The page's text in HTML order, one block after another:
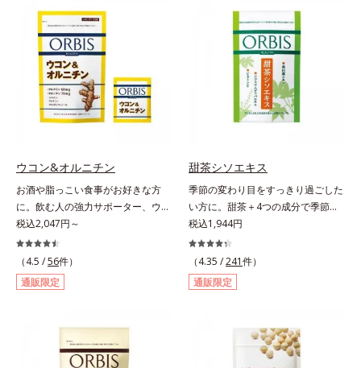
ド・ウィートグラスや緑黄色野菜な
ど、厳選した34種の野菜と果物もた
っぷり入っており、いろいろな素材
を手軽に摂取できます。やすらぎの
ローズマリーとペパーミントの2種
のハーブも入っています。豆乳また
は水と混ぜるだけの簡単スムージー
るサメの軟骨成分のコンドロイチン
硫酸を120mg配合。ふしぶしに大
切なⅡ型コラーゲンをプラスし、ス
ムーズな動きをサポートします。そ
れらに加え、ハス胚芽エキス、生姜
エキスも配合。女性想いのサポート
植物素材で、毎日の快適をサポート
します。飲みやすさにもこだわりま
ることにより特有臭を軽減。粒も小
さくなっています。年齢を重ねても
ハツラツと歩きたい方、よくスポー
ツをする方にもおすすめです。ふし
ぶしが気になったら、軟骨成分に注
目し、毎日に摂り入れて快適に過ご
してみませんか。
ウコン&オルニチン
お酒や脂っこい食事がお好きな方
に。飲む人の強力サポーター、ウコ
ンの中でも特有成分「クルクミン」
を豊富に含む秋ウコンを使用しまし
た。2粒で60mｇも摂れるので、翌
日も朝からさわやかに活動できま
す。さらに、ウコンと並んで飲む人
「オルニチン」を配合しました。し
じみ約200個分*相当のオルニチン
が、アルギニン、シトルリンととも
税込2,047円～
（4.5 /56件）
通販限定
甜茶シソエキス
季節の変わり目をすっきり過ごした
い方に。甜茶＋4つの成分で季節に
負けない健康づくりを。GODポリ
フェノールを含むバラ科の甜茶に加
え、3種の植物成分（シソ種子エキ
ス、シジュウムグァバエキス、黄杞
葉エキス）とビタミンEを配合しま
作用。眠くなることもないので、仕
事はもちろん車を運転するときにも
大丈夫。いつでも気軽に摂れます。
税込1,944円
（4.35 /241件）
通販限定